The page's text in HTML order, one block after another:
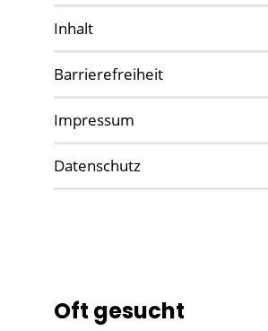
Inhalt
Barrierefreiheit
Impressum
Datenschutz
Oft gesucht